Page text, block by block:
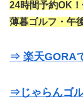
24時間予約OK
薄暮ゴルフ・午
⇒ 楽天GORA
⇒じゃらんゴ